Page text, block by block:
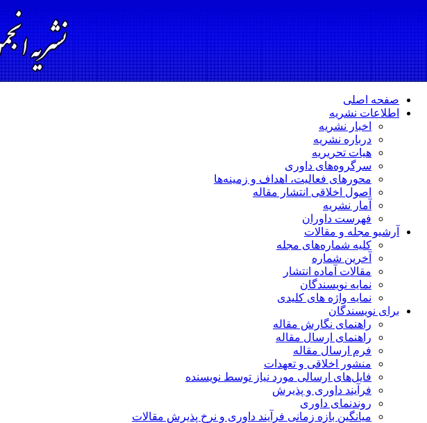
صفحه اصلی
اطلاعات نشریه
اخبار نشریه
درباره نشریه
هیات تحریریه
سرگروه‌های داوری
محورهای فعالیت، اهداف و زمینه‌ها
اصول اخلاقی انتشار مقاله
آمار نشریه
فهرست داوران
آرشیو مجله و مقالات
کلیه شماره‌های مجله
آخرین شماره
مقالات آماده انتشار
نمایه نویسندگان
نمایه واژه های کلیدی
برای نویسندگان
راهنمای نگارش مقاله
راهنمای ارسال مقاله
فرم ارسال مقاله
منشور اخلاقی و تعهدات
فایل‌های ارسالی مورد نیاز توسط نویسنده
فرآیند داوری و پذیرش
روندنمای داوری
میانگین بازه زمانی فرآیند داوری و نرخ پذیرش مقالات